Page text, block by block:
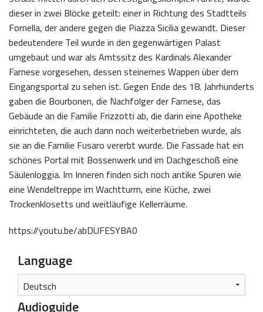
dieser in zwei Blöcke geteilt: einer in Richtung des Stadtteils
Fornella, der andere gegen die Piazza Sicilia gewandt. Dieser
bedeutendere Teil wurde in den gegenwärtigen Palast
umgebaut und war als Amtssitz des Kardinals Alexander
Farnese vorgesehen, dessen steinernes Wappen über dem
Eingangsportal zu sehen ist. Gegen Ende des 18. Jahrhunderts
gaben die Bourbonen, die Nachfolger der Farnese, das
Gebäude an die Familie Frizzotti ab, die darin eine Apotheke
einrichteten, die auch dann noch weiterbetrieben wurde, als
sie an die Familie Fusaro vererbt wurde. Die Fassade hat ein
schönes Portal mit Bossenwerk und im Dachgeschoß eine
Säulenloggia. Im Inneren finden sich noch antike Spuren wie
eine Wendeltreppe im Wachtturm, eine Küche, zwei
Trockenklosetts und weitläufige Kellerräume.
https://youtu.be/abDUFESYBA0
Language
Audioguide